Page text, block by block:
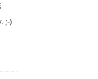
;-)